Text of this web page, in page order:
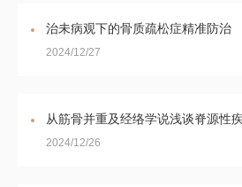
治未病观下的骨质疏松症精准防治
2024/12/27
从筋骨并重及经络学说浅谈脊源性
2024/12/26